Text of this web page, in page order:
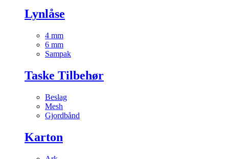
Lynlåse
4 mm
6 mm
Sampak
Taske Tilbehør
Beslag
Mesh
Gjordbånd
Karton